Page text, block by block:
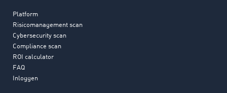
Platform
Risicomanagement scan
Cybersecurity scan
Compliance scan
ROI calculator
FAQ
Inloggen